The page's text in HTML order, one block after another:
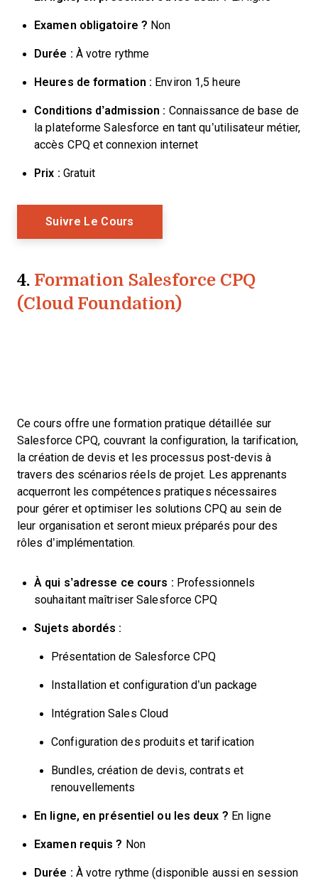
Examen obligatoire ? Non
Durée : À votre rythme
Heures de formation : Environ 1,5 heure
Conditions d’admission : Connaissance de base de
la plateforme Salesforce en tant qu’utilisateur métier,
accès CPQ et connexion internet
Prix : Gratuit
Suivre Le Cours
4. Formation Salesforce CPQ
(Cloud Foundation)
Ce cours offre une formation pratique détaillée sur
Salesforce CPQ, couvrant la configuration, la tarification,
la création de devis et les processus post-devis à
travers des scénarios réels de projet. Les apprenants
acquerront les compétences pratiques nécessaires
pour gérer et optimiser les solutions CPQ au sein de
leur organisation et seront mieux préparés pour des
rôles d’implémentation.
À qui s’adresse ce cours : Professionnels
souhaitant maîtriser Salesforce CPQ
Sujets abordés :
Présentation de Salesforce CPQ
Installation et configuration d’un package
Intégration Sales Cloud
Configuration des produits et tarification
Bundles, création de devis, contrats et
renouvellements
En ligne, en présentiel ou les deux ? En ligne
Examen requis ? Non
Durée : À votre rythme (disponible aussi en session